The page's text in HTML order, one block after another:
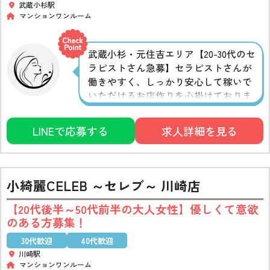
武蔵小杉駅
マンションワンルーム
武蔵小杉・元住吉エリア【20-30代のセ
ラピストさん急募】セラピストさんが
働きやすく、しっかり安心して稼いで
いただけるお店作りを心掛けておりま
す。未経験の方も大歓迎です！
LINEで応募する 求人詳細を見る
小綺麗CELEB ～セレブ～ 川崎店
【20代後半～50代前半の大人女性】優しくて意欲
のある方募集！
30代歓迎 40代歓迎
川崎駅
マンションワンルーム